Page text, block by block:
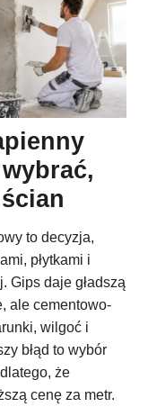
to decyzja,
płytkami i
Gips daje gładszą
ale cementowo-
wilgoć i
błąd to wybór
że
cenę za metr.